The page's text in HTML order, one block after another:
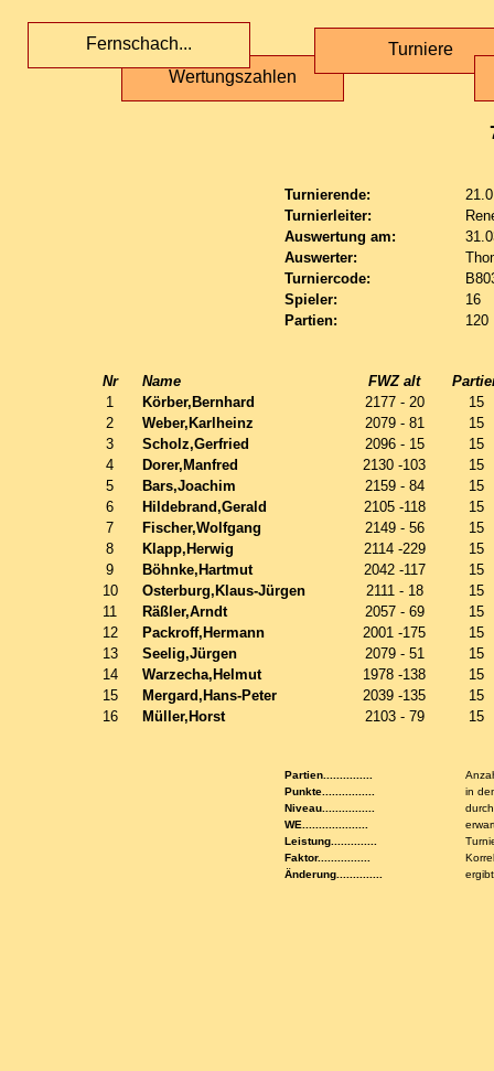
Wertungszahlen
Fernschach... Turniere
Turnierende:
Turnierleiter:
Auswertung am:
Auswerter:
Turniercode:
Spieler:
16
Partien:
120
Nr Name FWZ alt
1
Körber,Bernhard 2177 - 20
15
2
Weber,Karlheinz 2079 - 81
15
3
Scholz,Gerfried 2096 - 15
15
4
Dorer,Manfred 2130 -103
15
5
Bars,Joachim 2159 - 84
15
6
Hildebrand,Gerald 2105 -118
15
7
Fischer,Wolfgang 2149 - 56
15
8
Klapp,Herwig 2114 -229
15
9
Böhnke,Hartmut 2042 -117
15
10
Osterburg,Klaus-Jürgen 2111 - 18
15
11
Räßler,Arndt 2057 - 69
15
12
Packroff,Hermann 2001 -175
15
13
Seelig,Jürgen 2079 - 51
15
14
Warzecha,Helmut 1978 -138
15
15
Mergard,Hans-Peter 2039 -135
15
16
Müller,Horst 2103 - 79 15
Partien...............
Punkte................
in
Niveau................
WE....................
Leistung..............
Faktor................
Änderung..............